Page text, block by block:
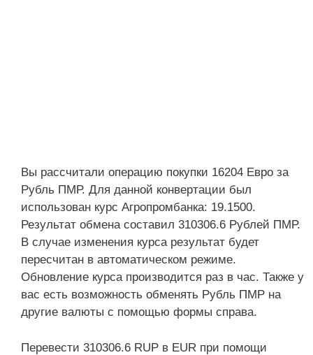
Вы рассчитали операцию покупки 16204 Евро за
Рубль ПМР. Для данной конвертации был
использован курс Агропромбанка: 19.1500.
Результат обмена составил 310306.6 Рублей ПМР.
В случае изменения курса результат будет
пересчитан в автоматическом режиме.
Обновление курса производится раз в час. Также у
вас есть возможность обменять Рубль ПМР на
другие валюты с помощью формы справа.
Перевести 310306.6 RUP в EUR при помощи